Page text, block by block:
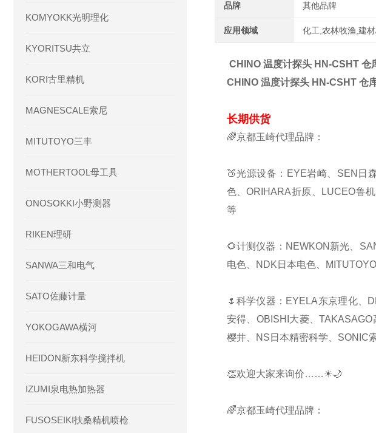
品牌 其他品牌
应用领域 化工,农林牧渔,建
CHINO 温度计探头 HN-CSHT 仓
CHINO 温度计探头 HN-CSHT 仓
长期供货
🌈京都玉崎代理品牌：
🍑光源设备：EYE岩崎、SEN日
色、ORIHARA折原、LUCEO鲁
等
🌻计测仪器：NEWKON新光、
电色、NDK日本电色、
🌷科学仪器：EYELA东京理化、
安得、OBISHI大菱、
樱井、NS日本精密科学、SONIC
👏欢迎大家来询价……☀🌙
🌈京都玉崎代理品牌：
KOMYOKK光明理化
KYORITSU共立
KORI古里精机
MAGNESCALE索尼
MITUTOYO三丰
MOTHERTOOL母工具
ONOSOKKI小野测器
RIKEN理研
SANWA三和电气
SATO佐藤计量
YOKOGAWA横河
HEIDON新东科学搅拌机
IZUMI泉电热加热器
FUSOSEIKI扶桑精机喷枪